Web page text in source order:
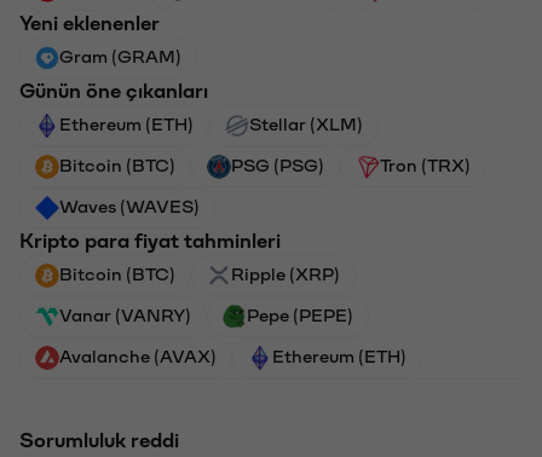
Yeni eklenenler
Gram (GRAM)
Günün öne çıkanları
Ethereum (ETH) Stellar (XLM)
Bitcoin (BTC) PSG (PSG) Tron (TRX)
Waves (WAVES)
Kripto para fiyat tahminleri
Bitcoin (BTC) Ripple (XRP)
Vanar (VANRY) Pepe (PEPE)
Avalanche (AVAX) Ethereum (ETH)
Sorumluluk reddi